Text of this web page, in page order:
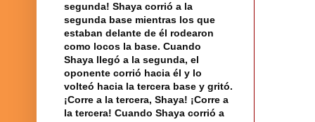
segunda! Shaya corrió a la
segunda base mientras los que
estaban delante de él rodearon
como locos la base. Cuando
Shaya llegó a la segunda, el
oponente corrió hacia él y lo
volteó hacia la tercera base y gritó.
¡Corre a la tercera, Shaya! ¡Corre a
la tercera! Cuando Shaya corrió a